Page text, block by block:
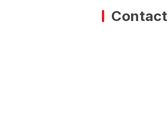
Contact